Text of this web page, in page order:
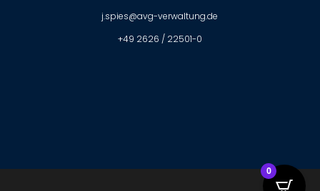
j.spies@avg-verwaltung.de
+49 2626 / 22501-0
0